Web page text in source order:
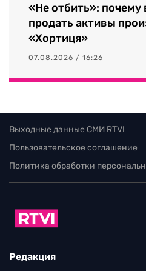
«Не отбить»: почему
продать активы
«Хортиця»
07.08.2026 / 16:26
Выходные данные СМИ RTVI
Пользовательское соглашение
Политика обработки
Редакция